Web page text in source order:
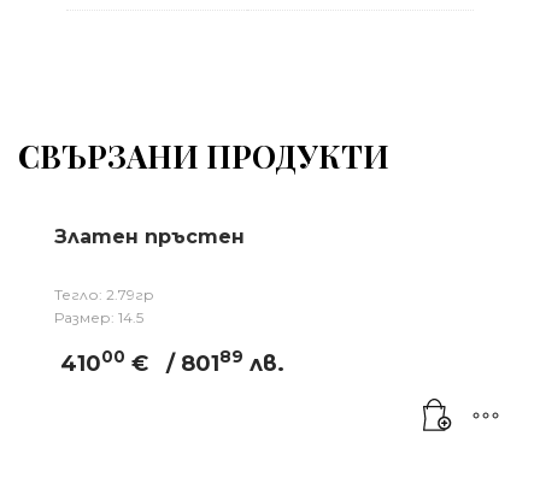
СВЪРЗАНИ ПРОДУКТИ
Златен пръстен
Тегло: 2.79гр
Размер: 14.5
41000 € / 80189 лв.